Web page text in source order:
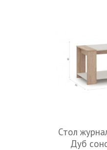
Стол
Дуб